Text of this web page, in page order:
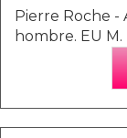
Pierre Roche -
hombre. EU M.